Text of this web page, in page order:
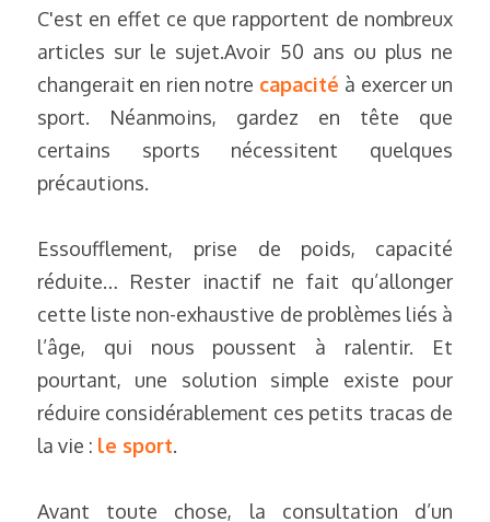
C'est en effet ce que rapportent de nombreux
articles sur le sujet.Avoir 50 ans ou plus ne
changerait en rien notre capacité à exercer un
sport. Néanmoins, gardez en tête que
certains sports nécessitent quelques
précautions.
Essoufflement,
prise de poids, capacité
réduite… Rester inactif ne fait qu’allonger
cette liste non-exhaustive de problèmes liés à
l’âge, qui nous poussent à ralentir. Et
pourtant, une solution simple existe pour
réduire considérablement ces petits tracas de
la vie : le sport.
Avant toute chose,
la consultation d’un